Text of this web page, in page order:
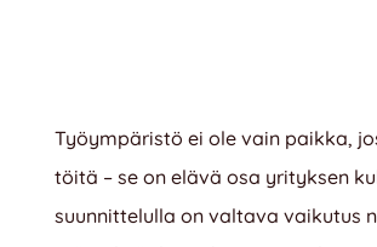
Työympäristö ei ole vain paikka,
töitä – se on elävä osa yrityksen
suunnittelulla on valtava vaikutus